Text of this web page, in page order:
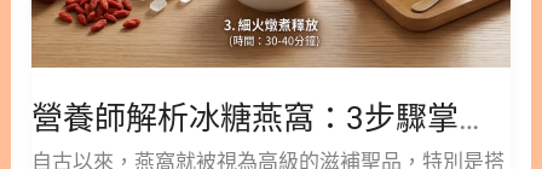
慎食用燕窩？ 3.2. 燕窩與藥物、茶飲的食用間隔 3.3.
感冒不適時的飲食調整 4. 產後燕窩的日常建議吃法
與攝取量 4.1. 產後燕窩每日建議食用份量 4.2. 產後燕
窩吸收較佳的黃金時段 5. 為產後的自己挑選一份溫
營養師解析冰糖燕窩：3步驟掌握冰糖燕窩煮法，完整釋放冰糖燕窩功效！
自古以來，燕窩就被視為高級的滋補聖品，特別是搭
握
冰
燕
窩